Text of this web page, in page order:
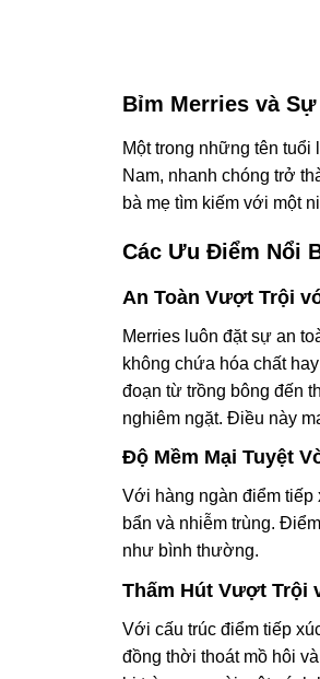
Bỉm Merries và
Một trong những tên
Nam, nhanh chóng trở
bà mẹ tìm kiếm với một
Các Ưu Điểm Nổi
An Toàn Vượt Trội
Merries luôn đặt sự an
không chứa hóa chất
đoạn từ trồng bông đến
nghiêm ngặt. Điều này
Độ Mềm Mại Tuyệt
Với hàng ngàn điểm tiếp
bẩn và nhiễm trùng.
như bình thường.
Thấm Hút Vượt Trội
Với cấu trúc điểm tiếp
đồng thời thoát mồ hôi